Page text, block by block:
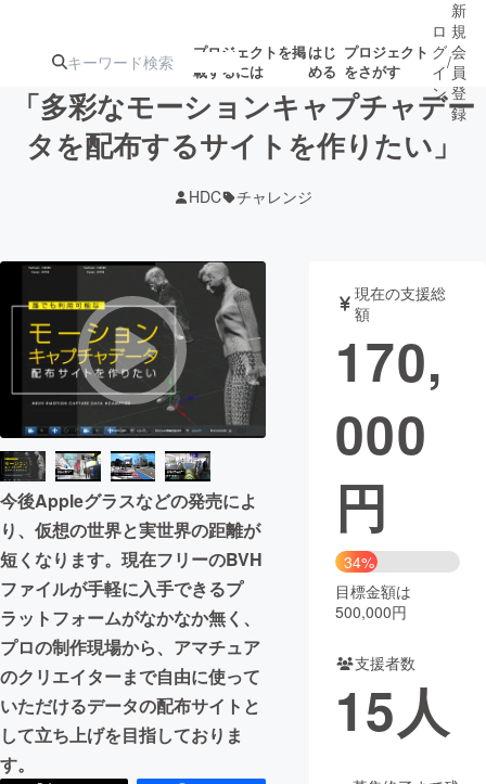
プロジェクトを掲
載するには
はじ
める
プロジェクト
をさがす
ジェクト
ロジェクト
アート・写真 音楽
テクノロジー・ガジェット ゲーム・サ
映像・映画
ビジネス・起業
まちづくり・地域活性化
CAMPFIRE for Social Good
CAMPFIRE Creation
CAMPFIREふるさと納税
コミュニティ
ロ
グ
イ
ン
/
新
規
会
員
登
録
「多彩なモーションキャプチャデー
タを配布するサイトを作りたい」
HDC チャレンジ
今後Appleグラスなどの発売によ
り、仮想の世界と実世界の距離が
短くなります。現在フリーのBVH
ファイルが手軽に入手できるプ
ラットフォームがなかなか無く、
プロの制作現場から、アマチュア
のクリエイターまで自由に使って
いただけるデータの配布サイトと
して立ち上げを目指しておりま
す。
現在の支援総
額
170,
000
円
34%
目標金額は
500,000円
支援者数
15人